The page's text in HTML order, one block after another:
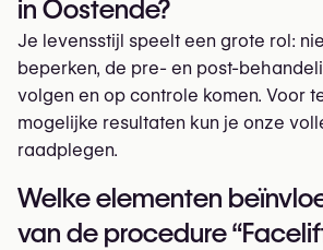
in Oostende?
Je levensstijl speelt een grote rol:
beperken, de pre- en post-
volgen en op controle komen. Voor
mogelijke resultaten kun je onze
raadplegen.
Welke elementen
van de procedure